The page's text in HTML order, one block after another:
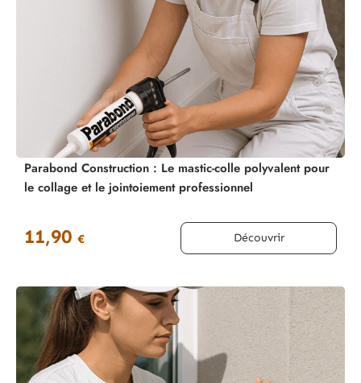
Parabond Construction : Le mastic-colle polyvalent pour
le collage et le jointoiement professionnel
11,90 € Découvrir